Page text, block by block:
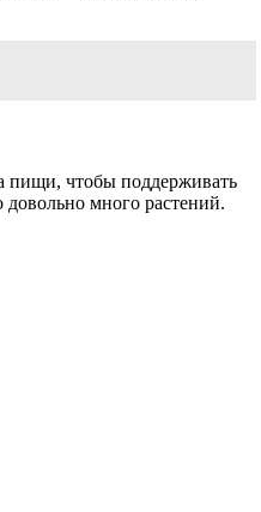
пищи, чтобы поддерживать
много растений.